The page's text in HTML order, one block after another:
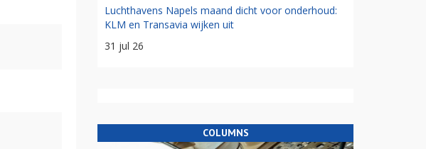
Luchthavens Napels maand dicht voor onderhoud:
KLM en Transavia wijken uit
31 jul 26
COLUMNS